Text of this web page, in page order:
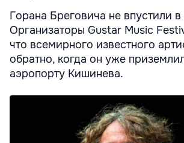
Горана Бреговича не впустили
Организаторы Gustar Music
что всемирного известного
обратно, когда он уже
аэропорту Кишинева.